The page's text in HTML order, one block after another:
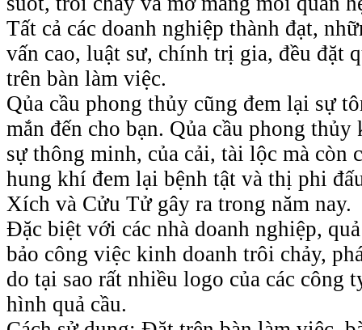
Tất cả các doanh nghiệp thành đạt,
vấn cao, luật sư, chính trị gia, đều đặt
trên bàn làm việc.
Qủa cầu phong thủy cũng đem lại sự
mắn đến cho bạn. Qủa cầu phong
sự thông minh, của cải, tài lộc mà còn
hung khí đem lại bệnh tật và thị phi
Xích và Cửu Tử gây ra trong năm nay.
Đặc biệt với các nhà doanh nghiệp,
bảo công việc kinh doanh trôi chảy,
do tại sao rất nhiều logo của các công
hình quả cầu.